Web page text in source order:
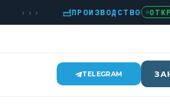
ПРОИЗВОДСТВО ОТКРЫТО
TELEGRAM